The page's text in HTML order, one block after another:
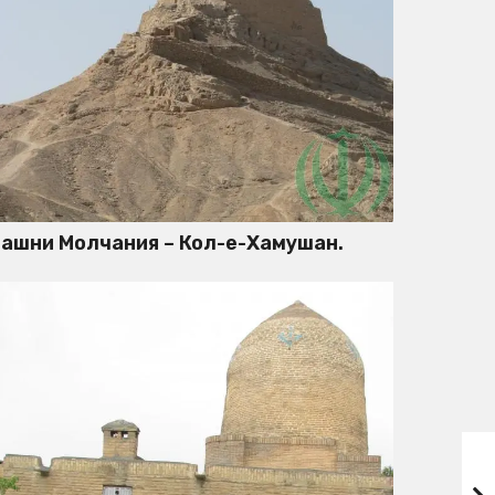
Молчания – Кол-е-Хамушан.